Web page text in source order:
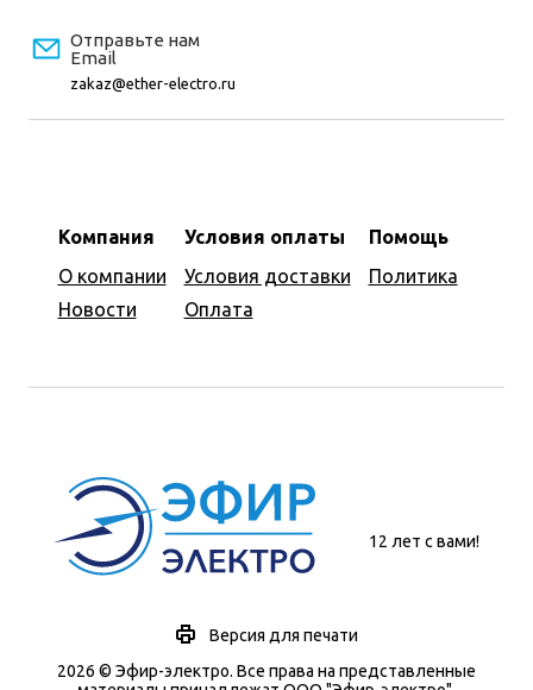
Отправьте нам
Email
zakaz@ether-electro.ru
Компания
О компании
Новости
Условия оплаты
Условия доставки
Оплата
Помощь
Политика
12 лет с вами!
Версия для печати
2026 © Эфир-электро. Все права на представленные